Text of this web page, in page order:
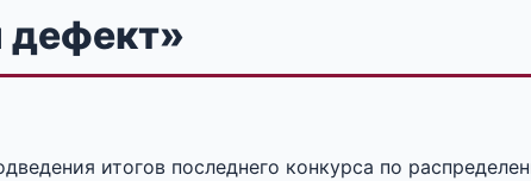
дефект»
итогов последнего конкурса по